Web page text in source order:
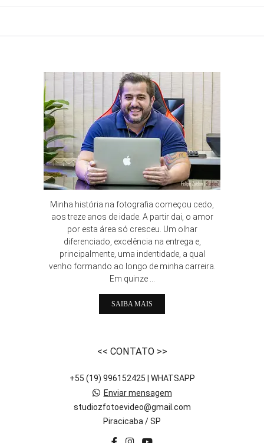
Minha história na fotografia começou cedo,
aos treze anos de idade. A partir dai, o amor
por esta área só cresceu. Um olhar
diferenciado, excelência na entrega e,
principalmente, uma indentidade, a qual
venho formando ao longo de minha carreira.
Em quinze ...
SAIBA MAIS
<< CONTATO >>
+55 (19) 996152425 | WHATSAPP
Enviar mensagem
studiozfotoevideo@gmail.com
Piracicaba / SP